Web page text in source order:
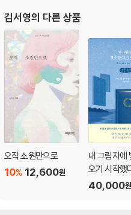
박쥐 이야기 : 정신분석적 비평 vs 분석
「데인저러스 메소드」의 치명적 오점 :
너라고 부를게 : 킨제이 보고서 vs 킨제
진정한 보편성을 위하여 : 키클롭스의 죄
한 여자와 한 남자를 위한 기도문 : 욕
3. 못다한 이야기 : ‘정신분석과 영화’
프로이트와 융 사이에서의 선택
꽉 찬 영화와 2% 부족한 영화
로즈버드를 찾아서
사랑에 관하여
가을엔 편지를 하겠어요
김서영의 다른 상품
오직 소원만으로
12,600원
10%
내 그림자에
오기 시작했
책)
40,000원